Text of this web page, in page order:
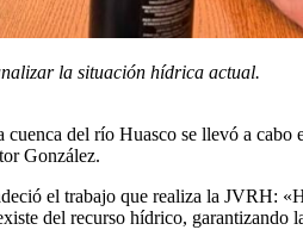
la situación hídrica actual.
del río Huasco se llevó a
González.
el trabajo que realiza la JVRH:
del recurso hídrico,